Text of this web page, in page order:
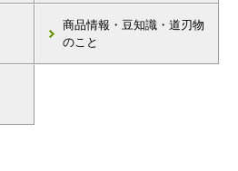
商品情報・豆知識・道刃物
のこと